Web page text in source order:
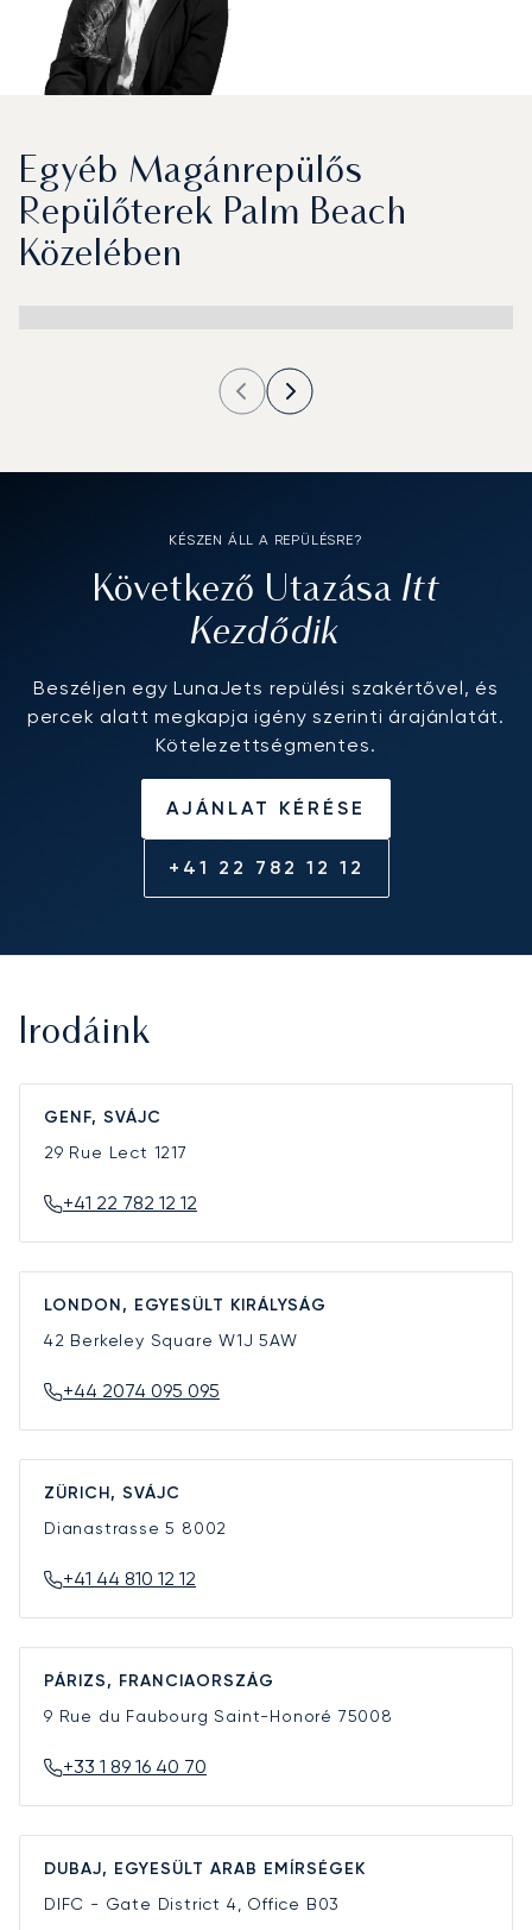
Egyéb Magánrepülős
Repülőterek Palm Beach
Közelében
KÉSZEN ÁLL A REPÜLÉSRE?
Következő Utazása Itt
Kezdődik
Beszéljen egy LunaJets repülési szakértővel, és
percek alatt megkapja igény szerinti árajánlatát.
Kötelezettségmentes.
AJÁNLAT KÉRÉSE
+41 22 782 12 12
Irodáink
GENF, SVÁJC
29 Rue Lect 1217
+41 22 782 12 12
LONDON, EGYESÜLT KIRÁLYSÁG
42 Berkeley SquareW1J 5AW
+44 2074 095 095
ZÜRICH, SVÁJC
Dianastrasse 5 8002
+41 44 810 12 12
PÁRIZS, FRANCIAORSZÁG
9 Rue du Faubourg Saint-Honoré 75008
+33 1 89 16 40 70
DUBAJ, EGYESÜLT ARAB EMÍRSÉGEK
DIFC - Gate District 4, Office B03